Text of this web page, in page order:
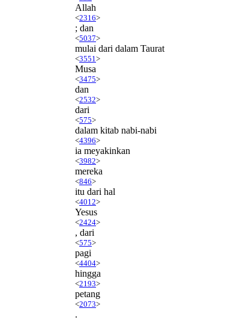
Allah
<2316>
; dan
<5037>
mulai dari dalam Taurat
<3551 >
Musa
<3475>
dan
<2532>
dari
<575>
dalam kitab nabi-nabi
<4396>
ia meyakinkan
<3982>
mereka
<846>
itu dari hal
<4012>
Yesus
<2424>
, dari
<575>
pagi
<4404>
hingga
<2193>
petang
<2073>
.